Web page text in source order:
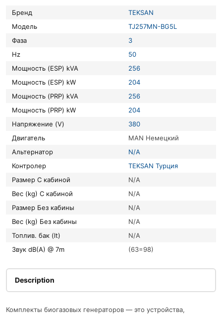
Бренд
TEKSAN
Модель
TJ257MN-BG5L
Фаза
3
Hz
50
Мощность (ESP) kVA
256
Мощность (ESP) kW
204
Мощность (PRP) kVA
256
Мощность (PRP) kW
204
Напряжение (V)
380
Двигатель
MAN Немецкий
Альтернатор
N/A
Контролер
TEKSAN Турция
Размер С кабиной
N/A
Вес (kg) С кабиной
N/A
Размер Без кабины
N/A
Вес (kg) Без кабины
N/A
Топлив. бак (lt)
N/A
Звук dB(A) @ 7m
(63=98)
Description
Комплекты биогазовых генераторов — это устройства,